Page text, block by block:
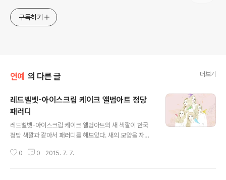
구독하기
연예 의 다른 글 더보기
레드벨벳-아이스크림 케이크 앨범아트 정당
패러디
레드벨벳-아이스크림 케이크 앨범아트의 새 색깔이 한국
정당 색깔과 같아서 패러디를 해보았다. 새의 모양을 자세
게 비슷하다. 레드벨벳은 줄여서 레벨이라고도 부른다. 내
0 0 2015. 7. 7.